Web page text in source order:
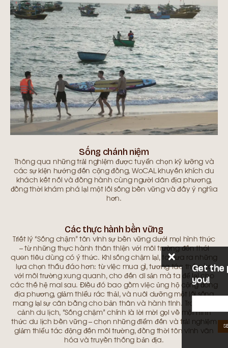
Sống chánh niệm
Thông qua những trải nghiệm được tuyển chọn kỹ lưỡng và
các sự kiện hướng đến cộng đồng, WoCAL khuyến khích du
khách kết nối và đồng hành cùng người dân địa phương,
đồng thời khám phá lại một lối sống bền vững và đầy ý nghĩa
hơn.
Các thực hành bền vững
Triết lý “Sống chậm” tôn vinh sự bền vững dưới mọi hình thức
– từ những thực hành thân thiện với môi trường đến thói
quen tiêu dùng có ý thức. Khi sống chậm lại, ta đưa ra những
lựa chọn thấu đáo hơn: từ việc mua gì, tương tác thế nào
với môi trường xung quanh, cho đến di sản mà ta để lại cho
các thế hệ mai sau. Điều đó bao gồm việc ủng hộ cộng đồng
địa phương, giảm thiểu rác thải, và nuôi dưỡng một lối sống
mang lại sự cân bằng cho bản thân và hành tinh. Trong bối
cảnh du lịch, “Sống chậm” chính là lời mời gọi về một hình
thức du lịch bền vững – chọn những điểm đến và trải nghiệm
giảm thiểu tác động đến môi trường, đồng thời tôn vinh văn
hóa và truyền thống bản địa.
Get the prices emailed to
you!
No spam ever, promise!